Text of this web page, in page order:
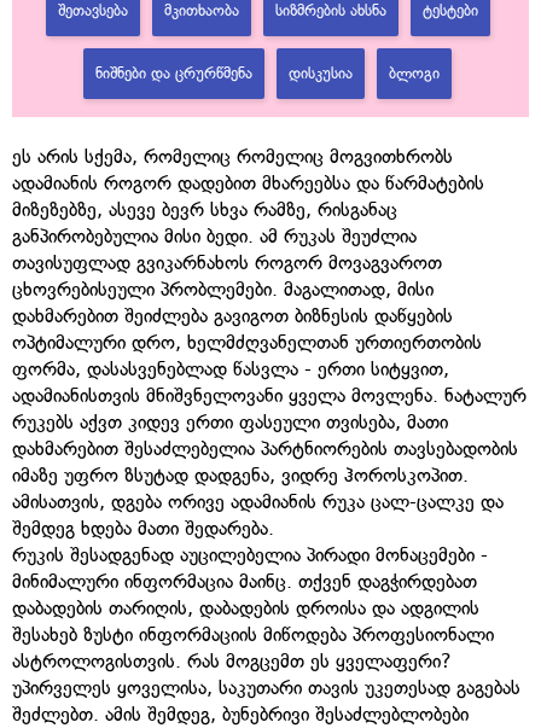
ᲨᲔᲗᲐᲕᲡᲔᲑᲐ ᲛᲙᲘᲗᲮᲐᲝᲑᲐ ᲡᲘᲖᲛᲠᲔᲑᲘᲡ ᲐᲮᲡᲜᲐ ᲢᲔᲡᲢᲔᲑᲘ
ᲜᲘᲨᲜᲔᲑᲘ ᲓᲐ ᲪᲠᲣᲠᲬᲛᲔᲜᲐ ᲓᲘᲡᲙᲣᲡᲘᲐ ᲑᲚᲝᲒᲘ
ეს არის სქემა, რომელიც რომელიც მოგვითხრობს
ადამიანის როგორ დადებით მხარეებსა და წარმატების
მიზეზებზე, ასევე ბევრ სხვა რამზე, რისგანაც
განპირობებულია მისი ბედი. ამ რუკას შეუძლია
თავისუფლად გვიკარნახოს როგორ მოვაგვაროთ
ცხოვრებისეული პრობლემები. მაგალითად, მისი
დახმარებით შეიძლება გავიგოთ ბიზნესის დაწყების
ოპტიმალური დრო, ხელმძღვანელთან ურთიერთობის
ფორმა, დასასვენებლად წასვლა - ერთი სიტყვით,
ადამიანისთვის მნიშვნელოვანი ყველა მოვლენა. ნატალურ
რუკებს აქვთ კიდევ ერთი ფასეული თვისება, მათი
დახმარებით შესაძლებელია პარტნიორების თავსებადობის
იმაზე უფრო ზსუტად დადგენა, ვიდრე ჰოროსკოპით.
ამისათვის, დგება ორივე ადამიანის რუკა ცალ-ცალკე და
შემდეგ ხდება მათი შედარება.
რუკის შესადგენად აუცილებელია პირადი მონაცემები -
მინიმალური ინფორმაცია მაინც. თქვენ დაგჭირდებათ
დაბადების თარიღის, დაბადების დროისა და ადგილის
შესახებ ზუსტი ინფორმაციის მიწოდება პროფესიონალი
ასტროლოგისთვის. რას მოგცემთ ეს ყველაფერი?
უპირველეს ყოველისა, საკუთარი თავის უკეთესად გაგებას
შეძლებთ. ამის შემდეგ, ბუნებრივი შესაძლებლობები